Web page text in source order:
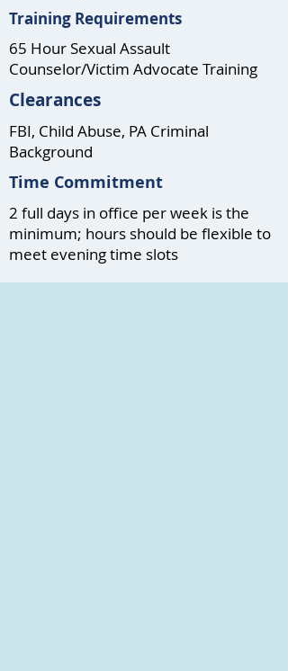
Training Requirements
65 Hour Sexual Assault
Counselor/Victim Advocate Training
Clearances
FBI, Child Abuse, PA Criminal
Background
Time Commitment
2 full days in office per week is the
minimum; hours should be flexible to
meet evening time slots